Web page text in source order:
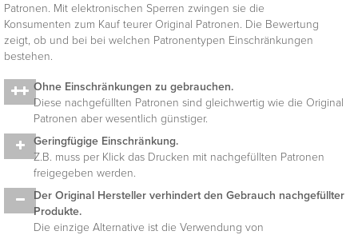
Patronen. Mit elektronischen Sperren zwingen sie die
Konsumenten zum Kauf teurer Original Patronen. Die Bewertung
zeigt, ob und bei bei welchen Patronentypen Einschränkungen
bestehen.
Ohne Einschränkungen zu gebrauchen.
Diese nachgefüllten Patronen sind gleichwertig wie die Original
Patronen aber wesentlich günstiger.
Geringfügige Einschränkung.
Z.B. muss per Klick das Drucken mit nachgefüllten Patronen
freigegeben werden.
Der Original Hersteller verhindert den Gebrauch nachgefüllter
Produkte.
Die einzige Alternative ist die Verwendung von